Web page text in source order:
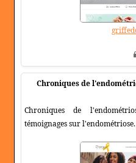
Chroniques de
Chroniques de
témoignages sur l'endométriose.